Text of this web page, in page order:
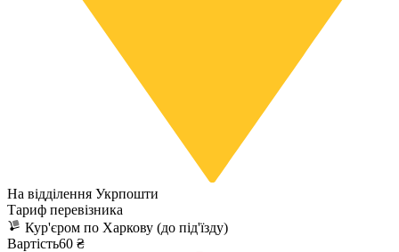
На відділення Укрпошти
Тариф перевізника
Кур'єром по Харкову (до під'їзду)
Вартість60 ₴